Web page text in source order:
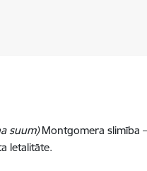
suum)Montgomera slimība
letalitāte.